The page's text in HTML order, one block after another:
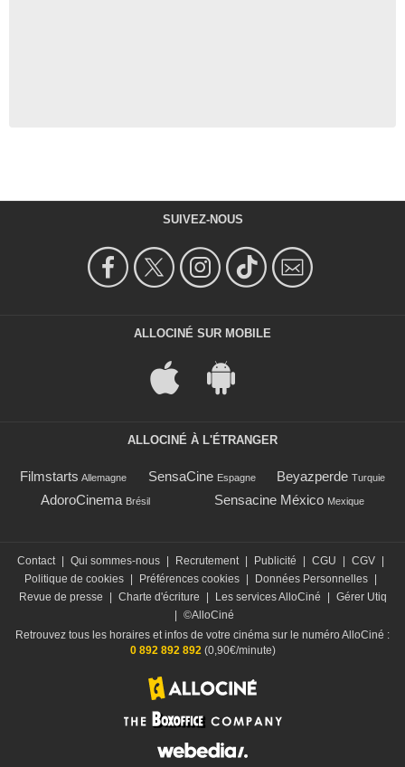
SUIVEZ-NOUS
ALLOCINÉ SUR MOBILE
ALLOCINÉ À L'ÉTRANGER
Filmstarts Allemagne SensaCine Espagne Beyazperde Turquie
AdoroCinema Brésil Sensacine México Mexique
Contact Qui sommes-nous Recrutement Publicité CGU CGV
Politique de cookies
Préférences cookies Données Personnelles
Revue de presse
Charte d'écriture Les services AlloCiné
Gérer Utiq
©AlloCiné
Retrouvez tous les horaires et infos de votre cinéma sur le numéro AlloCiné :
0 892 892 892(0,90€/minute)